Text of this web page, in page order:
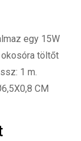
egy 15W
töltőt
1 m.
CM